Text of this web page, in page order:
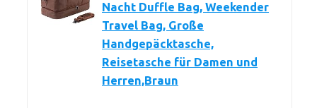
Nacht Duffle Bag, Weekender
Travel Bag, Große
Handgepäcktasche,
Reisetasche für Damen und
Herren,Braun